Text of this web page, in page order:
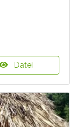
Datei